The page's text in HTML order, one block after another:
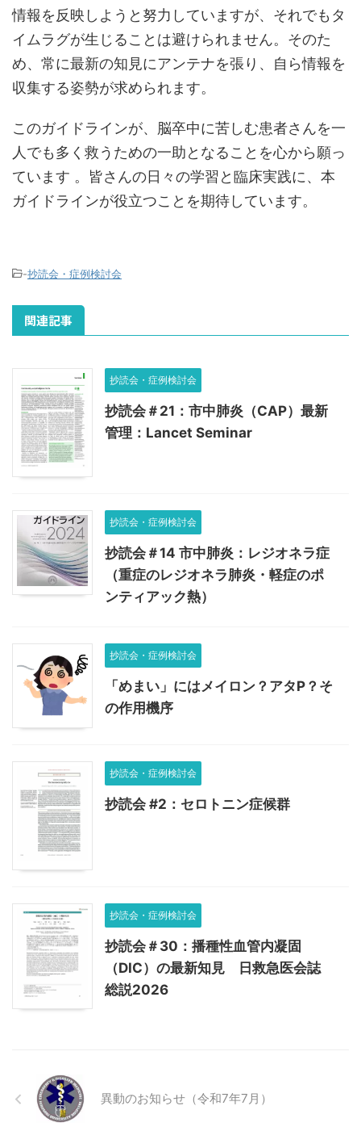
情報を反映しようと努力していますが、それでもタ
イムラグが生じることは避けられません。そのた
め、常に最新の知見にアンテナを張り、自ら情報を
収集する姿勢が求められます。
このガイドラインが、脳卒中に苦しむ患者さんを一
人でも多く救うための一助となることを心から願っ
ています 。皆さんの日々の学習と臨床実践に、本
ガイドラインが役立つことを期待しています。
-抄読会・症例検討会
関連記事
抄読会・症例検討会
抄読会＃21：市中肺炎（CAP）最新
管理：Lancet Seminar
抄読会・症例検討会
抄読会＃14 市中肺炎：レジオネラ症
（重症のレジオネラ肺炎・軽症のポ
ンティアック熱）
抄読会・症例検討会
「めまい」にはメイロン？アタP？そ
の作用機序
抄読会・症例検討会
抄読会 #2：セロトニン症候群
抄読会・症例検討会
抄読会＃30：播種性⾎管内凝固
（DIC）の最新知⾒ ⽇救急医会誌
総説2026
異動のお知らせ（令和7年7月）